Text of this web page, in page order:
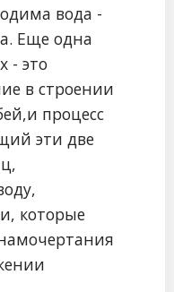
вода -
Еще одна
- это
в строении
процесс
эти две
которые